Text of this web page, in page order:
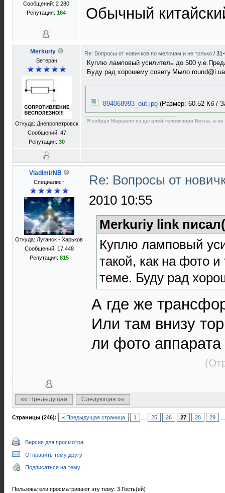
Сообщений: 2 280
Репутация: 164 Обычный
Merkuriy
Ветеран
Откуда: Днепропетровск
Сообщений: 47
Репутация: 30
Re: Вопросы от новичков по мелочам и не только /
Куплю ламповый усилитель до 500
Буду рад хорошему совету.Мыло round@i.ua
894068993_out.jpg(Размер: 60.52 Кб /
Я собрал Маршалл из деталей телевизора Весна, а
VladimirNB
Специалист
Откуда: Луганск - Харьков
Сообщений: 17 448
Репутация: 815
Re: Вопросы от
2010 10:55
Merkuriy link
Куплю ламповый
такой, как на фото
теме. Буду рад
А где же
Или там внизу
ли фото
«« Предыдущая Следующая »»
Страницы (246): « Предыдущая страница 1 25 26 27 28 29
Версия для просмотра
Отправить тему другу
Подписаться на тему
Пользователи просматривают эту тему: 3 Гость(ей)